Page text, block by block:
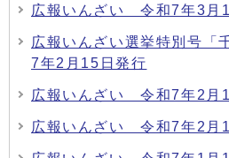
広報いんざい 令和7年3
広報いんざい選挙特別号「
7年2月15日発行
広報いんざい 令和7年2
広報いんざい 令和7年2